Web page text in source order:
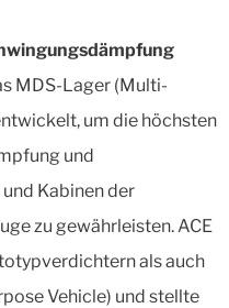
MDS-Lager (Multi-
um die höchsten
und
Kabinen der
zu gewährleisten. ACE
als auch
Vehicle) und stellte